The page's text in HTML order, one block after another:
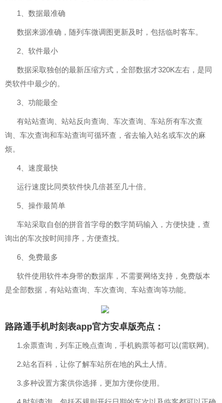
1、数据最准确
数据来源准确，随列车微调图更新及时，包括临时客车。
2、软件最小
数据采取独创的最新压缩方式，全部数据才320K左右，是同
类软件中最少的。
3、功能最全
有站站查询、站站反向查询、车次查询、车站所有车次查
询、车次查询和车站查询可循环查，省去输入站名或车次的麻
烦。
4、速度最快
运行速度比同类软件快几倍甚至几十倍。
5、操作最简单
车站采取自创的拼音首字母的数字简码输入，方便快捷，查
询出的车次按时间排序，方便查找。
6、免费最多
软件使用软件本身带的数据库，不需要网络支持，免费版本
是全部数据，有站站查询、车次查询、车站查询等功能。
路路通手机时刻表app官方安卓版亮点：
1.余票查询，列车正晚点查询，手机购票等都可以(需联网)。
2.站名百科，让你了解车站所在地的风土人情。
3.多种设置方案供你选择，更加方便你使用。